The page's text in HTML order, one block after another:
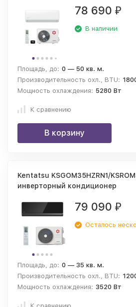
78 690 ₽
В наличии
Площадь, до: 0 — 50 кв. м.
Производительность охл., BTU:
Мощность охлаждения: 5280 Вт
К сравнению
В корзину
Kentatsu KSGOM35HZRN1/
инверторный кондиционер
79 090 ₽
Осталось
Площадь, до: 0 — 35 кв. м.
Производительность охл., BTU:
Мощность охлаждения: 3520 Вт
К сравнению